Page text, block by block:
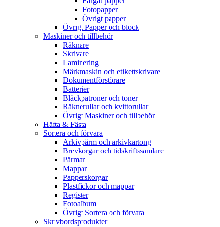
Fotopapper
Övrigt papper
Övrigt Papper och block
Maskiner och tillbehör
Räknare
Skrivare
Laminering
Märkmaskin och etikettskrivare
Dokumentförstörare
Batterier
Bläckpatroner och toner
Räknerullar och kvittorullar
Övrigt Maskiner och tillbehör
Häfta & Fästa
Sortera och förvara
Arkivpärm och arkivkartong
Brevkorgar och tidskriftssamlare
Pärmar
Mappar
Papperskorgar
Plastfickor och mappar
Register
Fotoalbum
Övrigt Sortera och förvara
Skrivbordsprodukter